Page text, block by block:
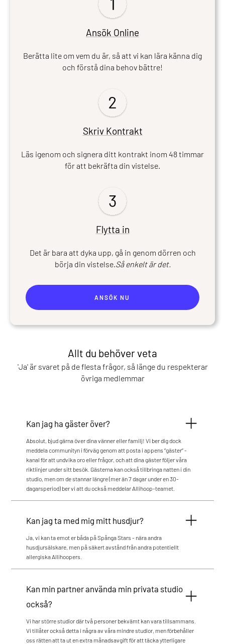
Ansök Online
Berätta lite om vem du är, så att vi kan lära känna dig
och förstå dina behov bättre!
Skriv Kontrakt
Läs igenom och signera ditt kontrakt inom 48 timmar
för att bekräfta din vistelse.
Flytta in
Det är bara att dyka upp, gå in genom dörren och
börja din vistelse. Så enkelt är det.
ANSÖK NU
Allt du behöver veta
'Ja' är svaret på de flesta frågor, så länge du respekterar
övriga medlemmar
Kan jag ha gäster över?
Absolut, bjud gärna över dina vänner eller familj! Vi ber dig dock
meddela communityn i förväg genom att posta i appens ”gäster” -
kanal för att undvika oro eller frågor, och att dina gäster följer våra
riktlinjer under sitt besök. Gästerna kan också tillbringa natten i din
studio, men om de stannar längre (mer än 7 dagar under en 30-
dagarsperiod) ber vi att du också meddelar Allihoop-teamet.
Kan jag ta med mig mitt husdjur?
Ja, vi kan ta emot er båda på Spånga Stars - nära andra
husdjursälskare, men på säkert avstånd från andra potentiellt
allergiska Allihoopers.
Kan min partner använda min privata studio
också?
Vi har större studior där två personer bekvämt kan vara tillsammans.
Vi tillåter också detta i några av våra mindre studior, men förbehåller
oss rätten att ta ut en extra månadsavgift för att täcka ytterligare